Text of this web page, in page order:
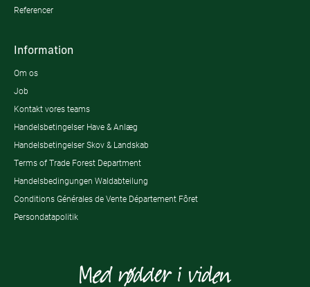
Referencer
Information
Om os
Job
Kontakt vores teams
Handelsbetingelser Have & Anlæg
Handelsbetingelser Skov & Landskab
Terms of Trade Forest Department
Handelsbedingungen Waldabteilung
Conditions Générales de Vente Département Fôret
Persondatapolitik